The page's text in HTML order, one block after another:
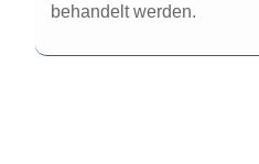
behandelt werden.